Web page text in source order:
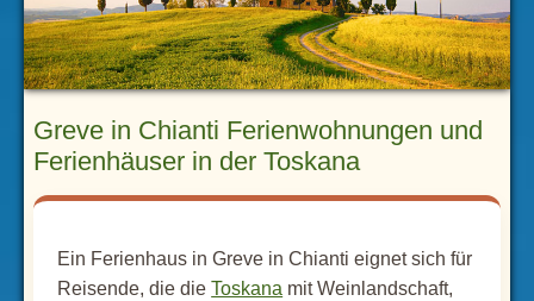
Greve in Chianti Ferienwohnungen und
Ferienhäuser in der Toskana
Ein Ferienhaus in Greve in Chianti eignet sich für
Reisende, die dieToskana mit Weinlandschaft,